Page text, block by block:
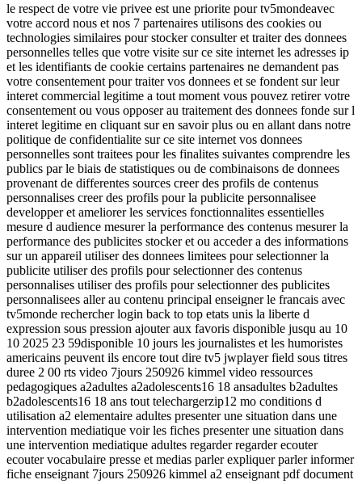
le respect de votre vie privee est une priorite pour tv5mondeavec
votre accord nous et nos 7 partenaires utilisons des cookies ou
technologies similaires pour stocker consulter et traiter des donnees
personnelles telles que votre visite sur ce site internet les adresses ip
et les identifiants de cookie certains partenaires ne demandent pas
votre consentement pour traiter vos donnees et se fondent sur leur
interet commercial legitime a tout moment vous pouvez retirer votre
consentement ou vous opposer au traitement des donnees fonde sur l
interet legitime en cliquant sur en savoir plus ou en allant dans notre
politique de confidentialite sur ce site internet vos donnees
personnelles sont traitees pour les finalites suivantes comprendre les
publics par le biais de statistiques ou de combinaisons de donnees
provenant de differentes sources creer des profils de contenus
personnalises creer des profils pour la publicite personnalisee
developper et ameliorer les services fonctionnalites essentielles
mesure d audience mesurer la performance des contenus mesurer la
performance des publicites stocker et ou acceder a des informations
sur un appareil utiliser des donnees limitees pour selectionner la
publicite utiliser des profils pour selectionner des contenus
personnalises utiliser des profils pour selectionner des publicites
personnalisees aller au contenu principal enseigner le francais avec
tv5monde rechercher login back to top etats unis la liberte d
expression sous pression ajouter aux favoris disponible jusqu au 10
10 2025 23 59disponible 10 jours les journalistes et les humoristes
americains peuvent ils encore tout dire tv5 jwplayer field sous titres
duree 2 00 rts video 7jours 250926 kimmel video ressources
pedagogiques a2adultes a2adolescents16 18 ansadultes b2adultes
b2adolescents16 18 ans tout telechargerzip12 mo conditions d
utilisation a2 elementaire adultes presenter une situation dans une
intervention mediatique voir les fiches presenter une situation dans
une intervention mediatique adultes regarder regarder ecouter
ecouter vocabulaire presse et medias parler expliquer parler informer
fiche enseignant 7jours 250926 kimmel a2 enseignant pdf document